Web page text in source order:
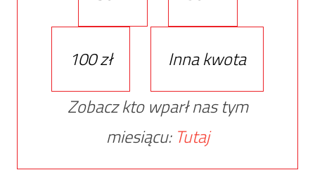
100 zł
Inna kwota
Zobacz kto wparł nas tym
miesiącu: Tutaj